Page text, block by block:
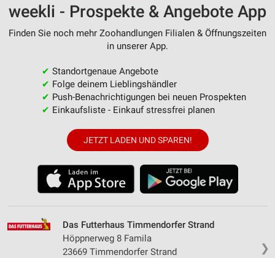
weekli - Prospekte & Angebote App
Finden Sie noch mehr Zoohandlungen Filialen & Öffnungszeiten
in unserer App.
✔ Standortgenaue Angebote
✔ Folge deinem Lieblingshändler
✔ Push-Benachrichtigungen bei neuen Prospekten
✔ Einkaufsliste - Einkauf stressfrei planen
JETZT LADEN UND SPAREN!
❯
Das Futterhaus Timmendorfer Strand
Höppnerweg 8 Famila
23669 Timmendorfer Strand